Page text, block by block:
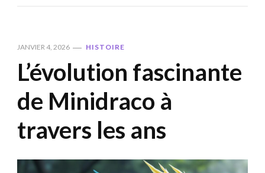
JANVIER 4, 2026 HISTOIRE
L’évolution fascinante
de Minidraco à
travers les ans